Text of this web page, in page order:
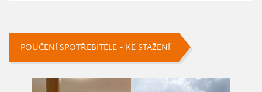
POUČENÍ SPOTŘEBITELE - KE STAŽENÍ